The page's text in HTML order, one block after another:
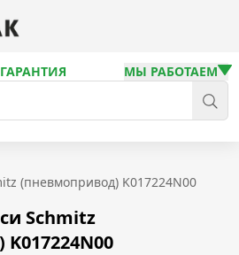
ГАРАНТИЯ МЫ РАБОТАЕМ
(пневмопривод) K017224N00
Schmitz